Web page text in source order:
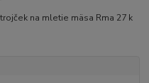
na mletie mäsa Rma 27 k